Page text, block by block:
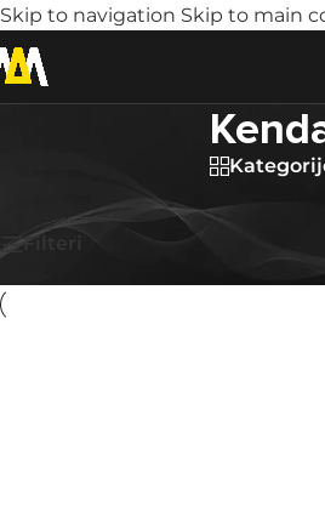
Skip to navigation Skip to main
Filteri